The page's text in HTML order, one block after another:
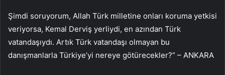
Şimdi soruyorum, Allah Türk milletine onları koruma yetkisi
veriyorsa, Kemal Derviş yerliydi, en azından Türk
vatandaşıydı. Artık Türk vatandaşı olmayan bu
danışmanlarla Türkiye’yi nereye götürecekler?” – ANKARA